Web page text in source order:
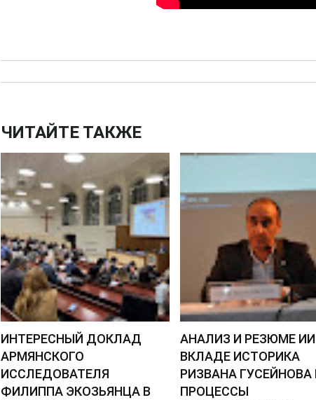
ЧИТАЙТЕ ТАКЖЕ
ИНТЕРЕСНЫЙ ДОКЛАД
АРМЯНСКОГО
ИССЛЕДОВАТЕЛЯ
ФИЛИППА ЭКОЗЬЯНЦА В
АНАЛИЗ И РЕЗЮМЕ
ВКЛАДЕ ИСТОРИКА
РИЗВАНА ГУСЕЙНОВА
ПРОЦЕССЫ